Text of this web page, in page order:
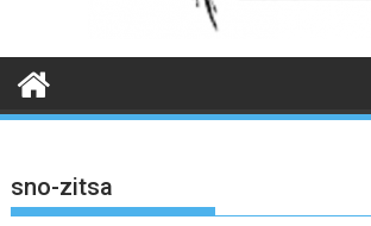
sno-zitsa